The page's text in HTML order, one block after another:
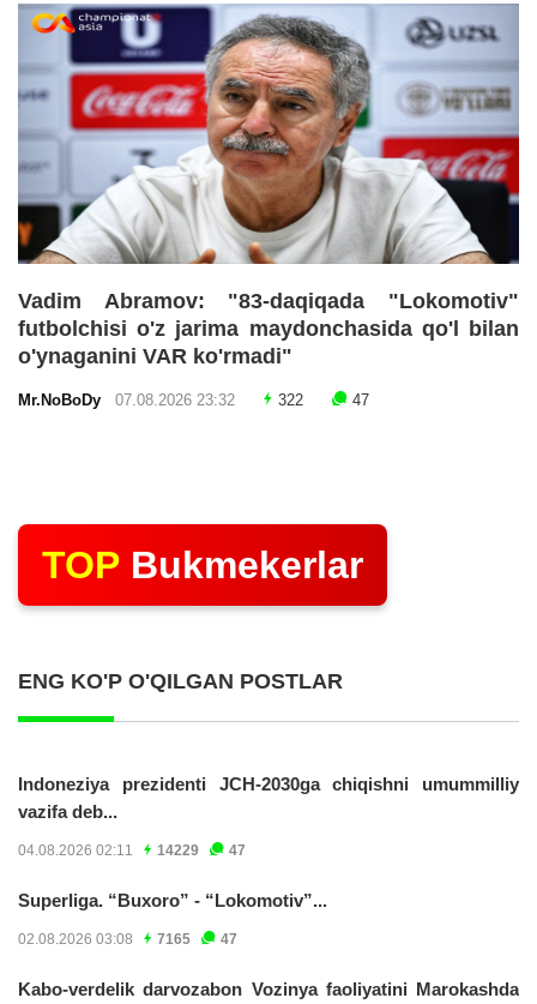
Vadim Abramov: "83-daqiqada "Lokomotiv"
futbolchisi o'z jarima maydonchasida qo'l bilan
o'ynaganini VAR ko'rmadi"
Mr.NoBoDy 07.08.2026 23:32 322 47
TOP Bukmekerlar
ENG KO'P O'QILGAN POSTLAR
Indoneziya prezidenti JCH-2030ga chiqishni umummilliy
vazifa deb...
04.08.2026 02:11 14229 47
Superliga. “Buxoro” - “Lokomotiv”...
02.08.2026 03:08 7165 47
Kabo-verdelik darvozabon Vozinya faoliyatini Marokashda